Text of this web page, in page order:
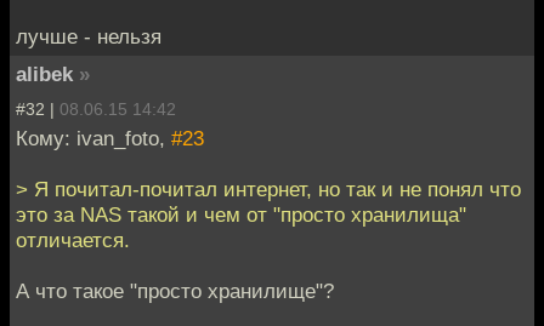
лучше - нельзя
alibek »
#32 | 08.06.15 14:42
Кому: ivan_foto, #23
> Я почитал-почитал интернет, но так и не понял что
это за NAS такой и чем от "просто хранилища"
отличается.
А что такое "просто хранилище"?